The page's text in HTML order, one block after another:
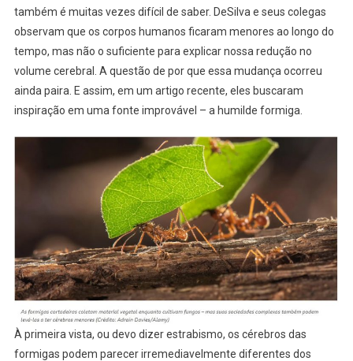
também é muitas vezes difícil de saber. DeSilva e seus colegas
observam que os corpos humanos ficaram menores ao longo do
tempo, mas não o suficiente para explicar nossa redução no
volume cerebral. A questão de por que essa mudança ocorreu
ainda paira. E assim, em um artigo recente, eles buscaram
inspiração em uma fonte improvável – a humilde formiga.
À primeira vista, ou devo dizer estrabismo, os cérebros das
formigas podem parecer irremediavelmente diferentes dos